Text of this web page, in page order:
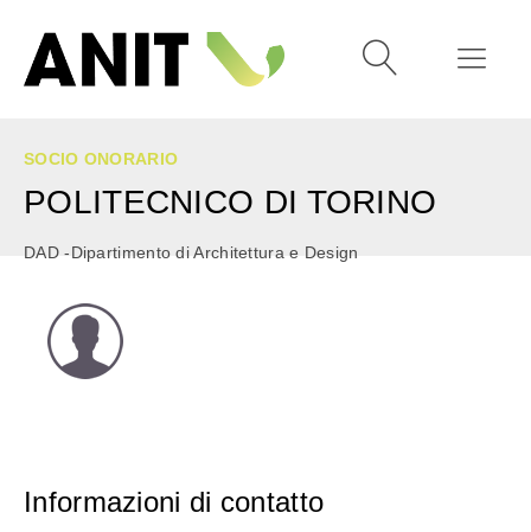
SOCIO ONORARIO
POLITECNICO DI TORINO
DAD -Dipartimento di Architettura e Design
Informazioni di contatto